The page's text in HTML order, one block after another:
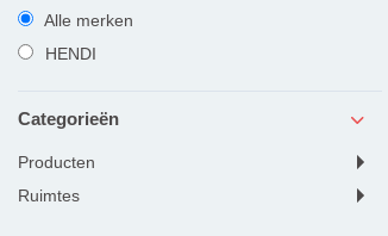
Alle merken
HENDI
Categorieën
producten
ruimtes